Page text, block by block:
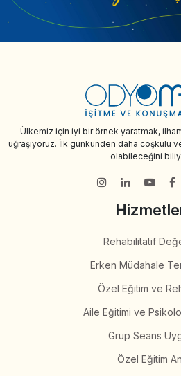
Ülkemiz için iyi bir örnek yaratmak,
uğraşıyoruz. İlk günkünden daha coşkulu
olabileceğini
Rehabilitatif
Erken Müdahale
Özel Eğitim ve
Aile Eğitimi ve
Grup Seans
Özel Eğitim